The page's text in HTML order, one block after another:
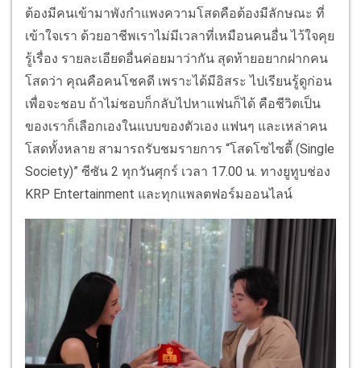
ต้องมีคนเข้ามาพังกำแพงความโสดคือต้องมีลักษณะ ที่
เข้าใจเรา ด้วยอาชีพเราไม่มีเวลาที่เหมือนคนอื่น ไว้ใจคุย
รู้เรื่อง รายละเอียดอื่นค่อยมาว่ากัน สุดท้ายอยากฝากคน
โสดว่า คุณคือคนโชคดี เพราะได้มีอิสระ ไปเรียนรู้ดูก่อน
เพื่อจะชอบ ถ้าไม่ชอบก็กลับไปหาแฟนก็ได้ คือชีวิตเป็น
ของเราก็เลือกเองในแบบของตัวเอง แฟนๆ และเหล่าคน
โสดทั้งหลาย สามารถรับชมรายการ “โสดโซไซตี้ (Single
Society)” ซีซัน 2 ทุกวันศุกร์ เวลา 17.00 น. ทางยูทูบช่อง
KRP Entertainment และทุกแพลตฟอร์มออนไลน์